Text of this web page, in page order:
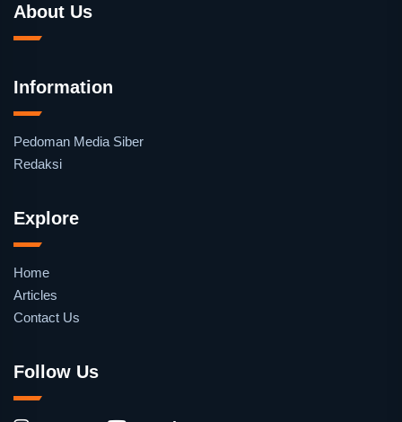
About Us
Information
Pedoman Media Siber
Redaksi
Explore
Home
Articles
Contact Us
Follow Us